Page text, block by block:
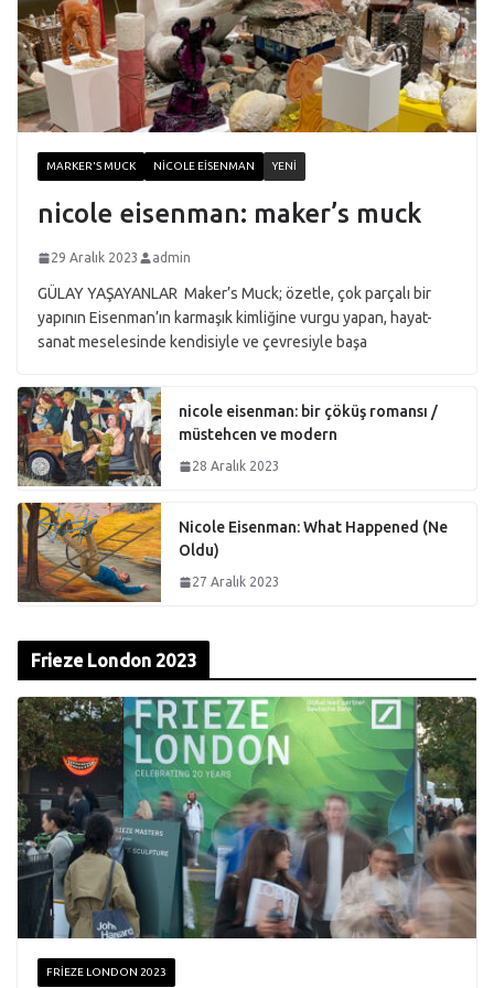
MARKER'S MUCK NICOLE EISENMAN YENI
nicole eisenman: maker’s muck
29 Aralık 2023 admin
GÜLAY YAŞAYANLAR Maker’s Muck; özetle, çok parçalı bir
yapının Eisenman’ın karmaşık kimliğine vurgu yapan, hayat-
sanat meselesinde kendisiyle ve çevresiyle başa
nicole eisenman: bir çöküş romansı /
müstehcen ve modern
28 Aralık 2023
Nicole Eisenman: What Happened (Ne
Oldu)
27 Aralık 2023
Frieze London 2023
FRIEZE LONDON 2023